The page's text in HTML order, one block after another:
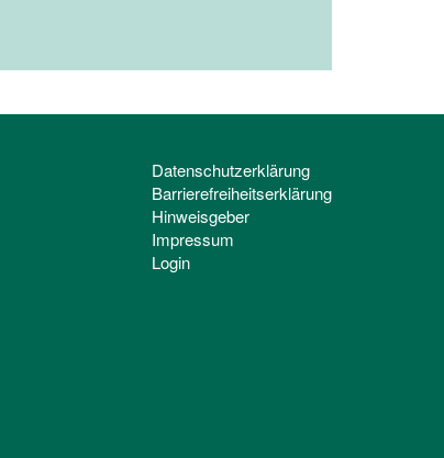
Datenschutzerklärung
Barrierefreiheitserklärung
Hinweisgeber
Impressum
Login